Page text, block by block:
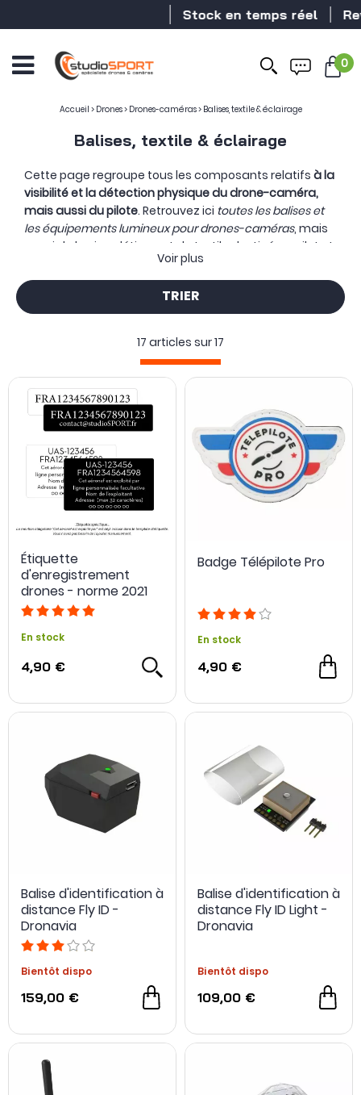
Stock en temps réel
0
Accueil > Drones> Drones-caméras> Balises, textile & éclairage
Balises, textile & éclairage
Cette page regroupe tous les composants relatifs à la
visibilité et la détection physique du drone-caméra,
mais aussi du pilote. Retrouvez ici toutes les balises et
les équipements lumineux pour drones-caméras, mais
aussi de la signalétique et du textile destiné au pilote !
En France, un drone au-delà d'un certain poids doit
émettre son
, la balise drone
diffuse identifiant et position, en cohérence avec
répérer physiquement le drone-caméra, studioSPORT
propose également des équipements lumineux type
LEDs pour réupérer le drone.
Également, la visibilité physique complète est
essentielle. L'individu, dans son rôle de pilote de drone
est concentré sur le manoeuvrage dudit drone-
caméra. Pour ne pas être pertubé, il est souvent munis
de vêtements démontrant sa condition de pilote, ce
qui fait que l'on risque moins de le déranger.
Voir plus
TRIER
17 articles sur17
Étiquette
d'enregistrement
drones - norme 2021
En stock
4,90 €
Badge Télépilote Pro
En stock
4,90 €
Balise d'identification à
distance Fly ID -
Dronavia
Bientôt dispo
159,00 €
Balise d'identification à
distance Fly ID Light -
Dronavia
Bientôt dispo
109,00 €